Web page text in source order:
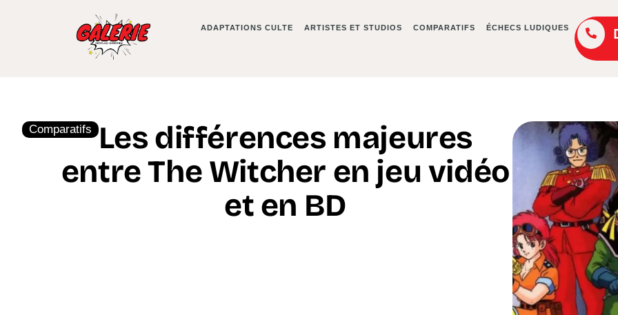
ADAPTATIONS CULTE ARTISTES ET STUDIOS COMPARATIFS ÉCHECS LUDIQUES
Comparatifs Les différences majeures
entre The Witcher en jeu vidéo
et en BD